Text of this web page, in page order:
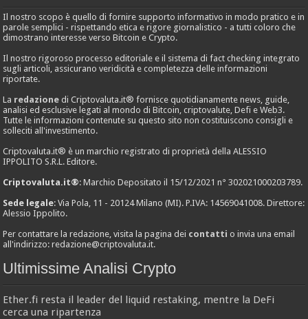
Il nostro scopo è quello di fornire supporto informativo in modo pratico e in
parole semplici - rispettando etica e rigore giornalistico - a tutti coloro che
dimostrano interesse verso Bitcoin e Crypto.
Il nostro rigoroso processo editoriale e il sistema di fact checking integrato
sugli articoli, assicurano veridicità e completezza delle informazioni
riportate.
La redazione di Criptovaluta.it® fornisce quotidianamente news, guide,
analisi ed esclusive legati al mondo di Bitcoin, criptovalute, Defi e Web3.
Tutte le informazioni contenute su questo sito non costituiscono consigli e
solleciti all'investimento.
Criptovaluta.it® è un marchio registrato di proprietà della ALESSIO
IPPOLITO S.R.L. Editore.
Criptovaluta.it®: Marchio Depositato il 15/12/2021 n° 302021000203789.
Sede legale: Via Pola, 11 - 20124 Milano (MI). P.IVA: 14569041008. Direttore:
Alessio Ippolito.
Per contattare la redazione, visita la pagina dei contatti o invia una email
all'indirizzo:redazione@criptovaluta.it.
Ultimissime Analisi Crypto
Ether.fi resta il leader del liquid restaking, mentre la DeFi
cerca una ripartenza